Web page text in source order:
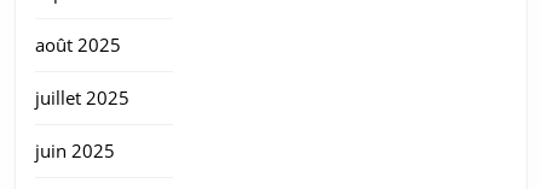
août 2025
juillet 2025
juin 2025